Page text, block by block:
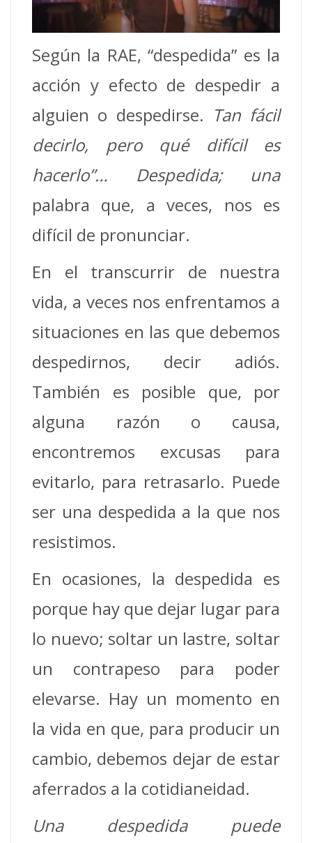
Según la RAE, “despedida” es la
acción y efecto de despedir a
alguien o despedirse. Tan fácil
decirlo, pero qué difícil es
hacerlo”… Despedida; una
palabra que, a veces, nos es
difícil de pronunciar.
En el transcurrir de nuestra
vida, a veces nos enfrentamos a
situaciones en las que debemos
despedirnos, decir adiós.
También es posible que, por
alguna razón o causa,
encontremos excusas para
evitarlo, para retrasarlo. Puede
ser una despedida a la que nos
resistimos.
En ocasiones, la despedida es
porque hay que dejar lugar para
lo nuevo; soltar un lastre, soltar
un contrapeso para poder
elevarse. Hay un momento en
la vida en que, para producir un
cambio, debemos dejar de estar
aferrados a la cotidianeidad.
Una despedida puede